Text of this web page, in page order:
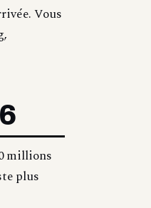
Vous
millions
plus